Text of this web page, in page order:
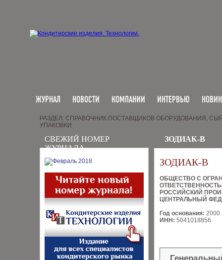
ЖУРНАЛ НОВОСТИ КОМПАНИИ ИНТЕРВЬЮ
СВЕЖИЙ НОМЕР
ЖУРНАЛА
РАЗДЕЛ: СПРАВОЧНИК ПОСТАВЩИКОВ ОБОРУДОВАНИЯ,
УПАКОВКИ
ЗОДИАК-В
ЗОДИАК-В
ОБЩЕСТВО С
РОССИЙСКИЙ
ЦЕНТРАЛЬНЫЙ
Год основания: 2000
ИНН: 5041018856